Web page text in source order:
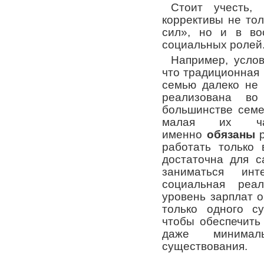
Стоит учесть,
коррективы не
сил», но и в
социальных
Например,
что
семью далеко не
реализована
большинстве
малая их
именно обязаны
работать
достаточна для
заниматься
социальная
уровень зарплат
только одного
чтобы
даже
существования.